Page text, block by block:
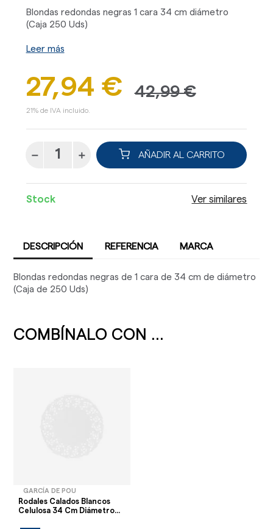
Blondas redondas negras 1 cara 34 cm diámetro
(Caja 250 Uds)
Leer más
27,94 € 42,99 €
21% de IVA incluido.
AÑADIR AL CARRITO
Stock Ver similares
DESCRIPCIÓN REFERENCIA MARCA
Blondas redondas negras de 1 cara de 34 cm de diámetro
(Caja de 250 Uds)
COMBÍNALO CON ...
GARCÍA DE POU
Rodales Calados Blancos
Celulosa 34 Cm Diámetro...